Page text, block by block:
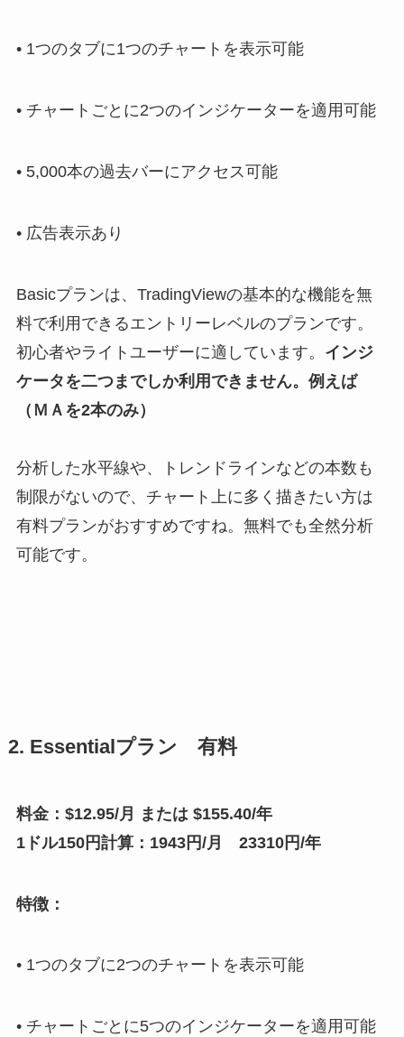
• 1つのタブに1つのチャートを表示可能
• チャートごとに2つのインジケーターを適用可能
• 5,000本の過去バーにアクセス可能
• 広告表示あり
Basicプランは、TradingViewの基本的な機能を無
料で利用できるエントリーレベルのプランです。
初心者やライトユーザーに適しています。 インジ
ケータを二つまでしか利用できません。例えば
（ＭＡを2本のみ）
分析した水平線や、トレンドラインなどの本数も
制限がないので、チャート上に多く描きたい方は
有料プランがおすすめですね。無料でも全然分析
可能です。
2. Essentialプラン 有料
料金：$12.95/月 または $155.40/年
1ドル150円計算：1943円/月 23310円/年
特徴：
• 1つのタブに2つのチャートを表示可能
• チャートごとに5つのインジケーターを適用可能